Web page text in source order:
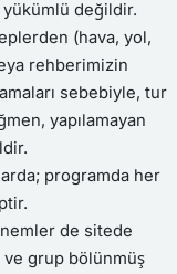
değildir.
(hava, yol,
rehberimizin
sebebiyle, tur
yapılamayan
programda her
de sitede
grup bölünmüş